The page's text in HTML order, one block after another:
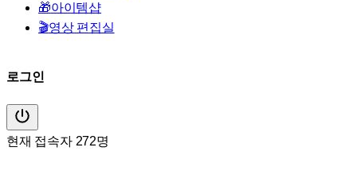
🎁아이템샵
🎬영상 편집실
로그인
현재 접속자 272명